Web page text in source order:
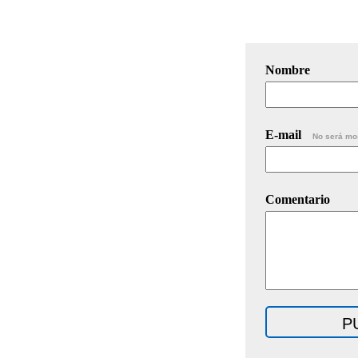
Nombre
E-mail No será
Comentario